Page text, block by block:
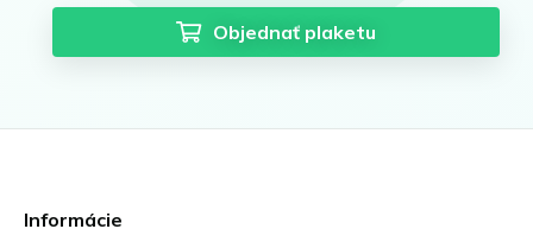
Objednať plaketu
Informácie